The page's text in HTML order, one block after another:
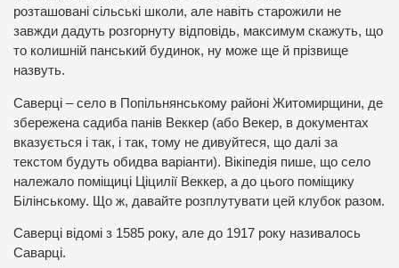
розташовані сільські школи, але навіть старожили не
завжди дадуть розгорнуту відповідь, максимум скажуть, що
то колишній панський будинок, ну може ще й прізвище
назвуть.
Саверці – село в Попільнянському районі Житомирщини, де
збережена садиба панів Веккер (або Векер, в документах
вказується і так, і так, тому не дивуйтеся, що далі за
текстом будуть обидва варіанти). Вікіпедія пише, що село
належало поміщиці Ціцилії Веккер, а до цього поміщику
Білінському. Що ж, давайте розплутувати цей клубок разом.
Саверці відомі з 1585 року, але до 1917 року називалось
Саварці.